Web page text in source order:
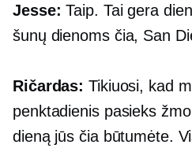
Jesse: Taip. Tai gera
šunų dienoms čia, San
Ričardas: Tikiuosi, kad
penktadienis pasieks
dieną jūs čia būtumėte.